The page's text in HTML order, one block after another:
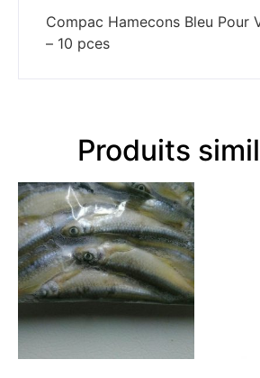
Compac Hamecons Bleu Pour
– 10 pces
Produits